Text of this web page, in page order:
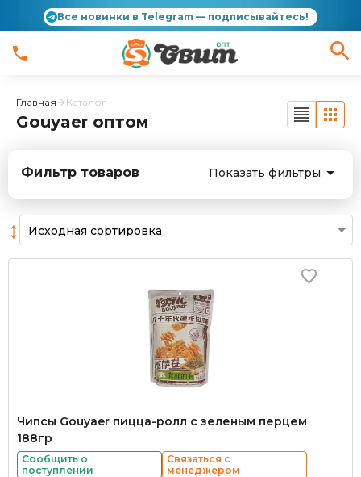
Все новинки в Telegram — подписывайтесь!
Главная Каталог
Gouyaer оптом
Фильтр товаров Показать фильтры
↕
Чипсы Gouyaer пицца-ролл с зеленым перцем
188гр
Сообщить о
поступлении
Связаться с
менеджером